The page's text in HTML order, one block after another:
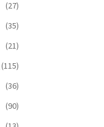
(27)
(35)
(21)
(115)
(36)
(90)